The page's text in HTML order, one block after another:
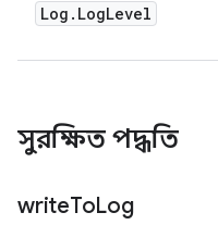
Log . LogLevel
সুরক্ষিত পদ্ধতি
writeToLog